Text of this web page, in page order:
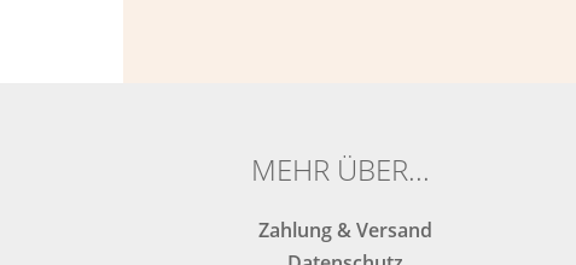
MEHR ÜBER...
Zahlung & Versand